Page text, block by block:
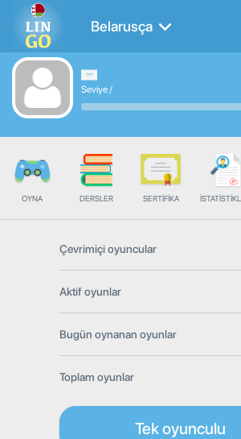
Belarusça
Seviye/
OYNA DERSLER SERTIFIKA
Çevrimiçi oyuncular
Aktif oyunlar
Bugün oynanan oyunlar
Toplam oyunlar
Tek oyunculu